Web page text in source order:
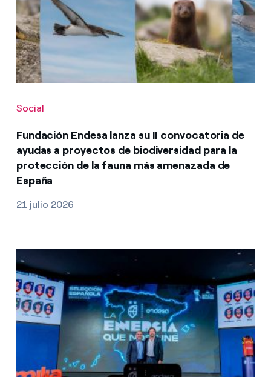
Social
Fundación Endesa lanza su II convocatoria de
ayudas a proyectos de biodiversidad para la
protección de la fauna más amenazada de
España
21 julio 2026